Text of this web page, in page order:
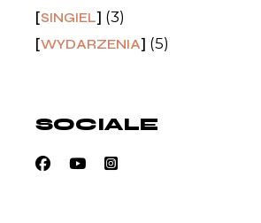
SINGIEL (3)
WYDARZENIA (5)
SOCIALE